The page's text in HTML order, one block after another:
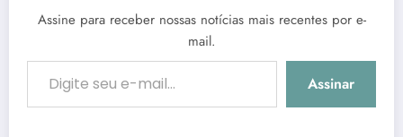
Assine para receber nossas notícias mais recentes por e-
mail.
Digite seu e-mail…
Assinar